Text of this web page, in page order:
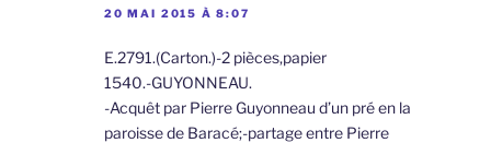
20 MAI 2015 À 8:07
E.2791.(Carton.)-2 pièces,papier
1540.-GUYONNEAU.
-Acquêt par Pierre Guyonneau d’un pré en la
paroisse de Baracé;-partage entre Pierre